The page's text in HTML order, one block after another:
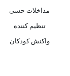
مداخلات حسی
تنظیم کننده
واکنش کودکان